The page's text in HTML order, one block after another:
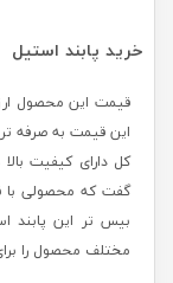
خرید پابند استیل
قیمت این محصول
این قیمت به صرفه
کل دارای کیفیت
گفت که محصولی با
بیس تر این پابند
مختلف محصول را